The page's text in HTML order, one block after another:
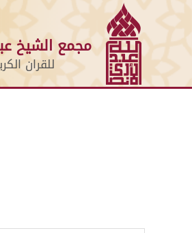
مجمع الشيخ
للقران